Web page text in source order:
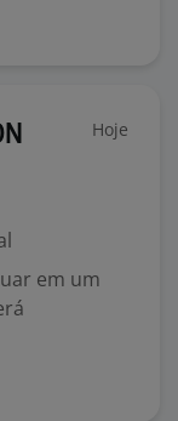
Hoje
em um